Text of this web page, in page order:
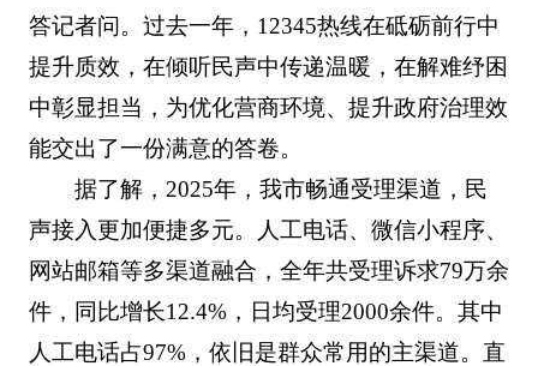
答记者问。过去一年，12345热线在砥砺前行中
提升质效，在倾听民声中传递温暖，在解难纾困
中彰显担当，为优化营商环境、提升政府治理效
能交出了一份满意的答卷。
据了解，2025年，我市畅通受理渠道，民
声接入更加便捷多元。人工电话、微信小程序、
网站邮箱等多渠道融合，全年共受理诉求79万余
件，同比增长12.4%，日均受理2000余件。其中
人工电话占97%，依旧是群众常用的主渠道。直